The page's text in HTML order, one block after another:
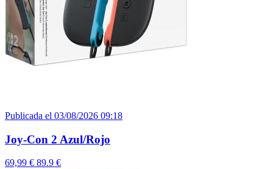
Publicada el 03/08/2026 09:18
Joy-Con 2 Azul/Rojo
69,99 € 89.9 €